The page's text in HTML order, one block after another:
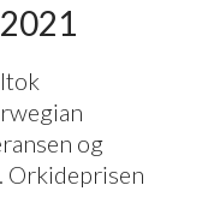
2021
og
. Orkideprisen